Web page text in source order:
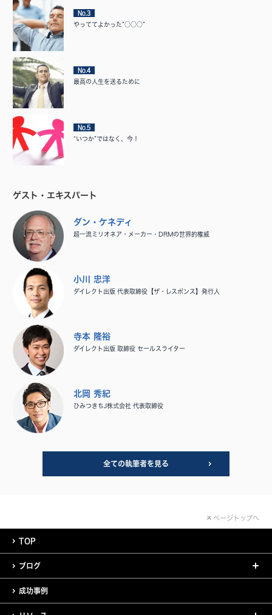
No.3
やっててよかった”○○○”
No.4
最高の人生を送るために
No.5
“いつか”ではなく、今！
ゲスト・エキスパート
ダン・ケネディ
超一流ミリオネア・メーカー・DRMの世界的権威
小川 忠洋
ダイレクト出版 代表取締役【ザ・レスポンス】発行人
寺本 隆裕
ダイレクト出版 取締役 セールスライター
北岡 秀紀
ひみつきちJ株式会社 代表取締役
全ての執筆者を見る
ページトップへ
TOP
ブログ
成功事例